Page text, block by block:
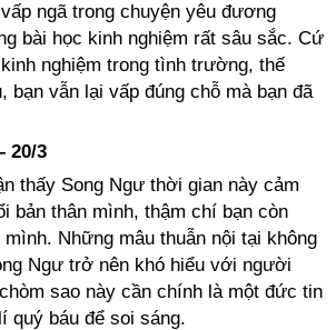
ngã trong chuyện yêu đương
bài học kinh nghiệm rất sâu sắc. Cứ
nghiệm trong tình trường, thế
bạn vẫn lại vấp đúng chỗ mà bạn đã
20/3
thấy Song Ngư thời gian này cảm
bản thân mình, thậm chí bạn còn
Những mâu thuẫn nội tại không
Ngư trở nên khó hiểu với người
sao này cần chính là một đức tin
quý báu để soi sáng.